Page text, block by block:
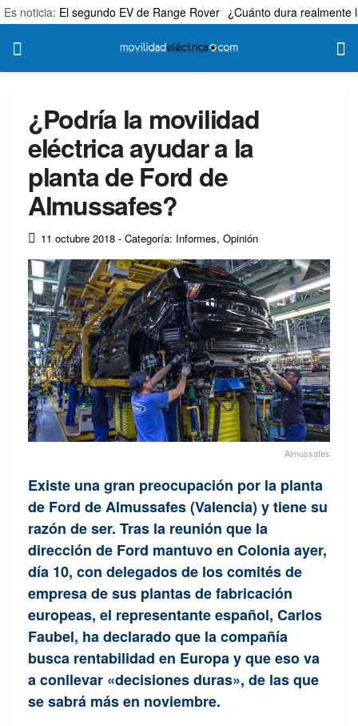
Es noticia: El segundo EV de Range Rover ¿Cuánto dura realmente
¿Podría la movilidad
eléctrica ayudar a la
planta de Ford de
Almussafes?
11 octubre 2018 - Categoría: Informes, Opinión
Almussafes
Existe una gran preocupación por la planta
de Ford de Almussafes (Valencia) y tiene su
razón de ser. Tras la reunión que la
dirección de Ford mantuvo en Colonia ayer,
día 10, con delegados de los comités de
empresa de sus plantas de fabricación
europeas, el representante español, Carlos
Faubel, ha declarado que la compañía
busca rentabilidad en Europa y que eso va
a conllevar «decisiones duras», de las que
se sabrá más en noviembre.